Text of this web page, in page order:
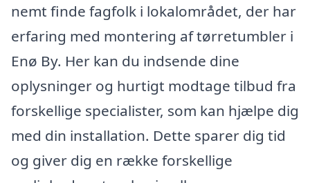
nemt finde fagfolk i lokalområdet, der har
erfaring med montering af tørretumbler i
Enø By. Her kan du indsende dine
oplysninger og hurtigt modtage tilbud fra
forskellige specialister, som kan hjælpe dig
med din installation. Dette sparer dig tid
og giver dig en række forskellige